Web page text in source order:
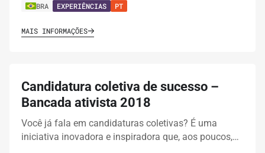
BRA EXPERIÊNCIAS PT
MAIS INFORMAÇÕES
Candidatura coletiva de sucesso –
Bancada ativista 2018
Você já fala em candidaturas coletivas? É uma
iniciativa inovadora e inspiradora que, aos poucos,…